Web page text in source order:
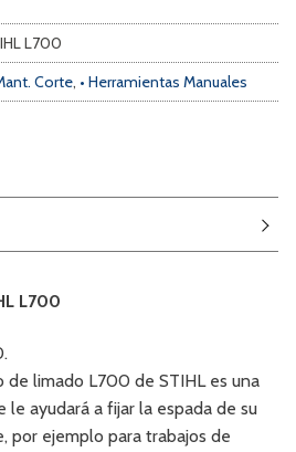
L700
Corte, • Herramientas Manuales
L700
de limado L700 de STIHL es una
le ayudará a fijar la espada de su
por ejemplo para trabajos de